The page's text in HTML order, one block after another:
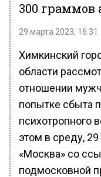
300
29 марта 2023, 16:31
Химкинский
области
отношении
попытке сбыта
психотропного
этом в среду,
«Москва» со
подмосковной